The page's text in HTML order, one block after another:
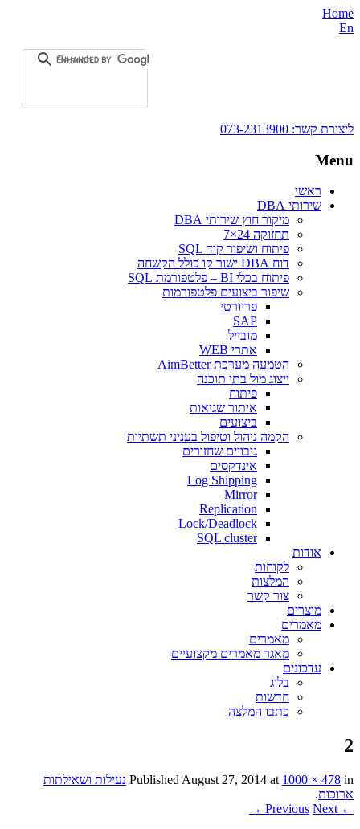
Home
En
ליצירת קשר: 073-2313900
Menu
ראשי
שירותי DBA‎
מיקור חוץ שירותי DBA
תחזוקה 24×7
פיתוח ושיפור קוד SQL
דוח DBA ישור קו כולל הקשחה
פיתוח בכלי BI – פלטפורמת SQL
שיפור ביצועים פלטפורמות
פריורטי
SAP
מובייל
אתרי WEB
הטמעה מערכת AimBetter
ייצוג מול בתי תוכנה
פיתוח
איתור שגיאות
ביצועים
הקמה ניהול וטיפול בעניני תשתיות
גיבויים שחזורים
אינדקסים
Log Shipping
Mirror
Replication
Lock/Deadlock
SQL cluster
אודות
לקוחות
המלצות
צור קשר
מוצרים
מאמרים
מאמרים
מאגר מאמרים מקצועיים
עדכונים
בלוג
חדשות
כתבו המלצה
2
Published August 27, 2014 at 1000 × 478 in
נעילות ושאילתות
ארוכות.
← Previous
Next →